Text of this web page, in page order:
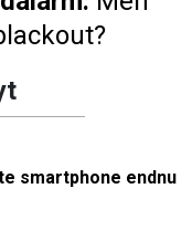
smartphone endnu